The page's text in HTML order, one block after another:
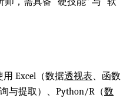
Excel（数据透视表、函数
询与提取）、Python/R（数